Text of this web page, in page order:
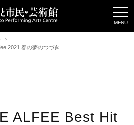
2021 春の夢のつづき
ALFEE Best Hit